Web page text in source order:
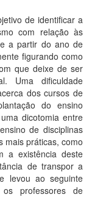
de identificar a
com relação às
a partir do ano de
figurando como
que deixe de ser
Uma dificuldade
dos cursos de
do ensino
dicotomia entre
de disciplinas
mais práticas, como
a existência deste
de transpor a
levou ao seguinte
professores de